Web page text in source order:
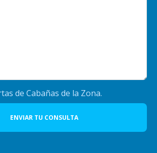
de Cabañas de la Zona.
ENVIAR TU CONSULTA